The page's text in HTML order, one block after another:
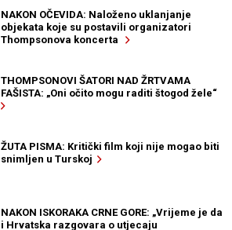
NAKON OČEVIDA: Naloženo uklanjanje
objekata koje su postavili organizatori
Thompsonova koncerta
THOMPSONOVI ŠATORI NAD ŽRTVAMA
FAŠISTA: „Oni očito mogu raditi štogod žele“
ŽUTA PISMA: Kritički film koji nije mogao biti
snimljen u Turskoj
NAKON ISKORAKA CRNE GORE: „Vrijeme je da
i Hrvatska razgovara o utjecaju